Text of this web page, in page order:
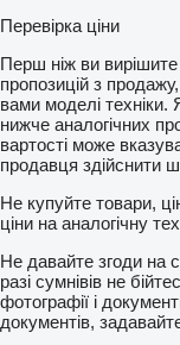
Перевірка ціни
Перш ніж ви вирішите
пропозицій з
вами моделі техніки.
нижче аналогічних
вартості може
продавця здійснити
Не купуйте товари,
ціни на аналогічну
Не давайте згоди на
разі сумнівів не
фотографії і
документів,